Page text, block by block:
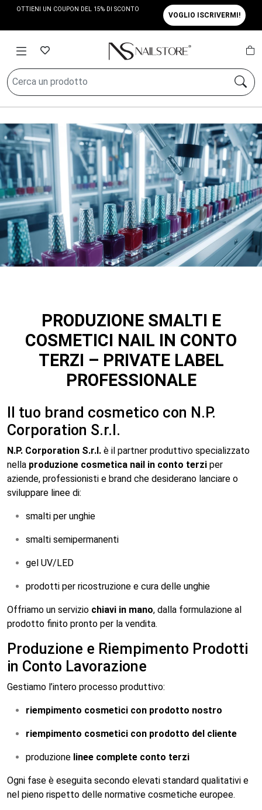
OTTIENI UN COUPON DEL 15% DI SCONTO
VOGLIO ISCRIVERMI!
PRODUZIONE SMALTI E
COSMETICI NAIL IN CONTO
TERZI – PRIVATE LABEL
PROFESSIONALE
Il tuo brand cosmetico con N.P.
Corporation S.r.l.
N.P. Corporation S.r.l. è il partner produttivo specializzato
nella produzione cosmetica nail in conto terzi per
aziende, professionisti e brand che desiderano lanciare o
sviluppare linee di:
smalti per unghie
smalti semipermanenti
gel UV/LED
prodotti per ricostruzione e cura delle unghie
Offriamo un servizio chiavi in mano, dalla formulazione al
prodotto finito pronto per la vendita.
Produzione e Riempimento Prodotti
in Conto Lavorazione
Gestiamo l’intero processo produttivo:
riempimento cosmetici con prodotto nostro
riempimento cosmetici con prodotto del cliente
produzione linee complete conto terzi
Ogni fase è eseguita secondo elevati standard qualitativi e
nel pieno rispetto delle normative cosmetiche europee.